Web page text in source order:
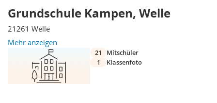
Grundschule Kampen, Welle
21261 Welle
Mehr anzeigen
21
Mitschüler
1
Klassenfoto